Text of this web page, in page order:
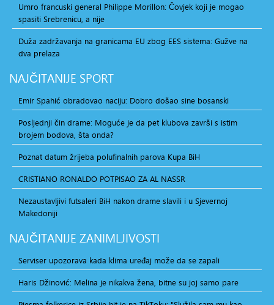
Umro francuski general Philippe Morillon: Čovjek koji je mogao
spasiti Srebrenicu, a nije
Duža zadržavanja na granicama EU zbog EES sistema: Gužve na
dva prelaza
NAJČITANIJE SPORT
Emir Spahić obradovao naciju: Dobro došao sine bosanski
Posljednji čin drame: Moguće je da pet klubova završi s istim
brojem bodova, šta onda?
Poznat datum žrijeba polufinalnih parova Kupa BiH
CRISTIANO RONALDO POTPISAO ZA AL NASSR
Nezaustavljivi futsaleri BiH nakon drame slavili i u Sjevernoj
Makedoniji
NAJČITANIJE ZANIMLJIVOSTI
Serviser upozorava kada klima uređaj može da se zapali
Haris Džinović: Melina je nikakva žena, bitne su joj samo pare